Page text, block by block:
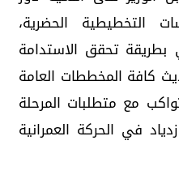
التخطيطية الحضرية،
بطريقة تحقق الاستدامة
كافة المخططات العامة
مع متطلبات المرحلة
في الحركة العمرانية